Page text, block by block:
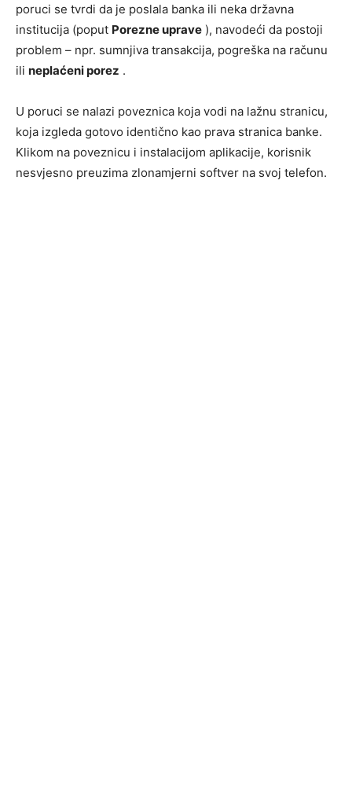
poruci se tvrdi da je poslala banka ili neka državna
institucija (poput Porezne uprave ), navodeći da postoji
problem – npr. sumnjiva transakcija, pogreška na računu
ili neplaćeni porez .
U poruci se nalazi poveznica koja vodi na lažnu stranicu,
koja izgleda gotovo identično kao prava stranica banke.
Klikom na poveznicu i instalacijom aplikacije, korisnik
nesvjesno preuzima zlonamjerni softver na svoj telefon.